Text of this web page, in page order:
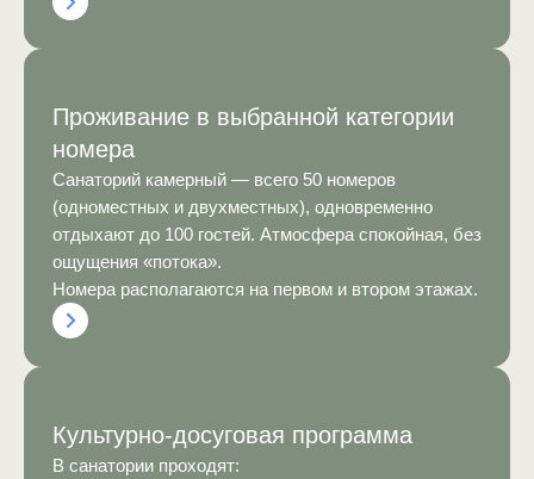
Проживание в выбранной категории
номера
Санаторий камерный — всего 50 номеров
(одноместных и двухместных), одновременно
отдыхают до 100 гостей. Атмосфера спокойная, без
ощущения «потока».
Номера располагаются на первом и втором этажах.
Культурно-досуговая программа
В санатории проходят: